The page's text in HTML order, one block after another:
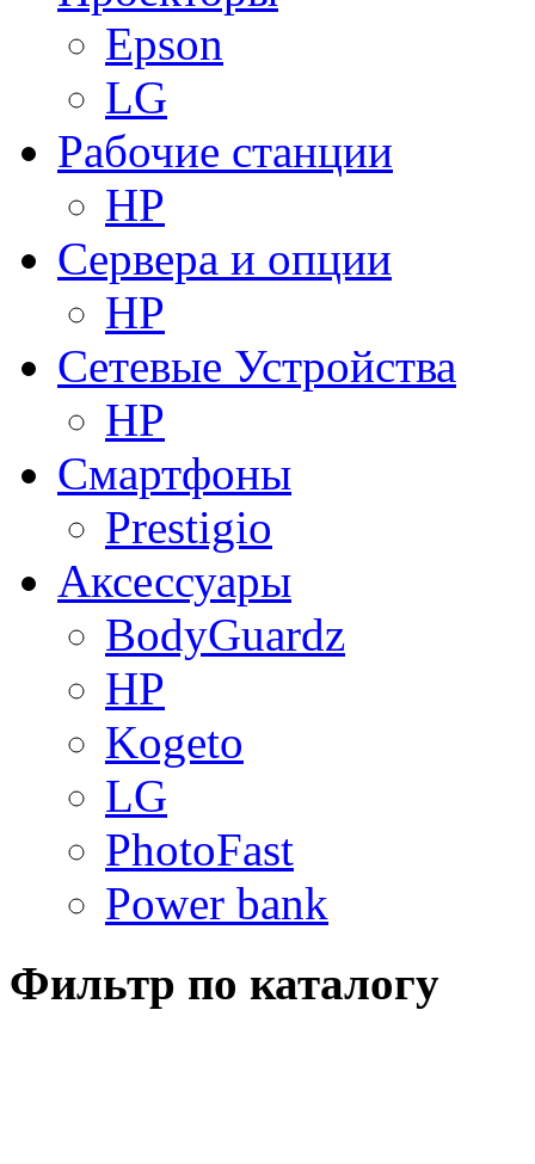
Epson
LG
Рабочие станции
HP
Сервера и опции
HP
Сетевые Устройства
HP
Смартфоны
Prestigio
Аксессуары
BodyGuardz
HP
Kogeto
LG
PhotoFast
Power bank
Фильтр по каталогу